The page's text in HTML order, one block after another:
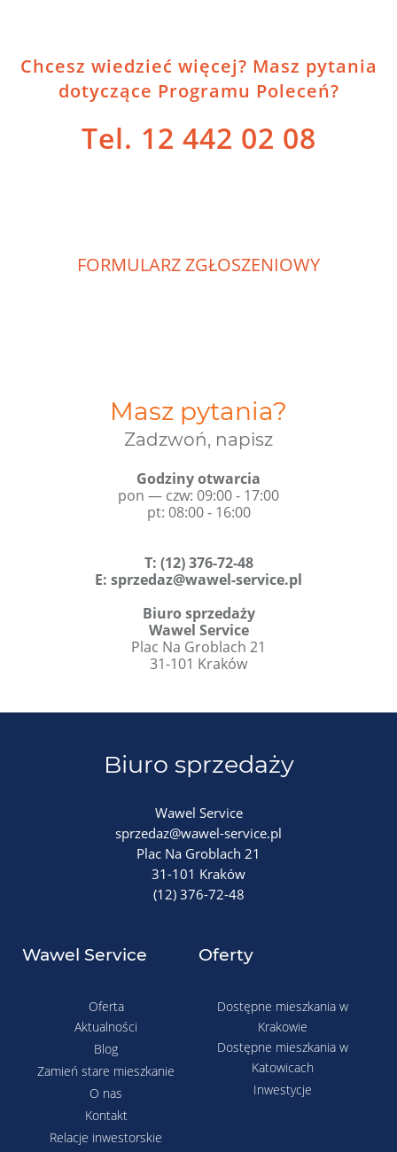
Chcesz wiedzieć więcej? Masz pytania
dotyczące Programu Poleceń?
Tel. 12 442 02 08
FORMULARZ ZGŁOSZENIOWY
Masz pytania?
Zadzwoń, napisz
Godziny otwarcia
pon — czw: 09:00 - 17:00
pt: 08:00 - 16:00
T: (12) 376-72-48
E: sprzedaz@wawel-service.pl
Biuro sprzedaży
Wawel Service
Plac Na Groblach 21
31-101 Kraków
Biuro sprzedaży
Wawel Service
sprzedaz@wawel-service.pl
Plac Na Groblach 21
31-101 Kraków
(12) 376-72-48
Wawel Service
Oferta
Aktualności
Blog
Zamień stare mieszkanie
O nas
Kontakt
Relacje inwestorskie
Oferty
Dostępne mieszkania w
Krakowie
Dostępne mieszkania w
Katowicach
Inwestycje